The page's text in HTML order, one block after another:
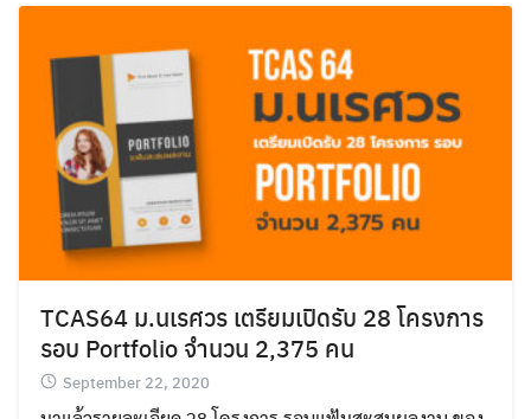
TCAS64 ม.นเรศวร เตรียมเปิดรับ 28 โครงการ
รอบ Portfolio จำนวน 2,375 คน
September 22, 2020